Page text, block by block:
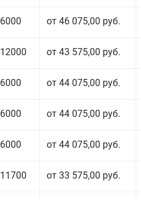
6000 от 46 075,00 руб.
12000 от 43 575,00 руб.
6000 от 44 075,00 руб.
6000 от 44 075,00 руб.
6000 от 44 075,00 руб.
11700 от 33 575,00 руб.